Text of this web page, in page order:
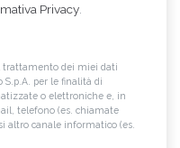
Privacy
trattamento dei miei dati
per le finalità di
o elettroniche e, in
telefono (es. chiamate
altro canale informatico (es.